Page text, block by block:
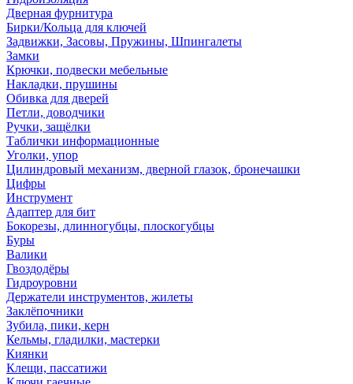
Дверная фурнитура
Бирки/Кольца для ключей
Задвижки, Засовы, Пружины, Шпингалеты
Замки
Крючки, подвески мебельные
Накладки, прушины
Обивка для дверей
Петли, доводчики
Ручки, защёлки
Таблички информационные
Уголки, упор
Цилиндровый механизм, дверной глазок, бронечашки
Цифры
Инструмент
Адаптер для бит
Бокорезы, длинногубцы, плоскогубцы
Буры
Валики
Гвоздодёры
Гидроуровни
Держатели инструментов, жилеты
Заклёпочники
Зубила, пики, керн
Кельмы, гладилки, мастерки
Киянки
Клещи, пассатижи